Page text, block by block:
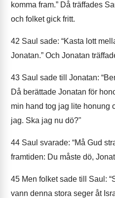
komma fram.” Då träffades
och folket gick fritt.
42 Saul sade: “Kasta lott
Jonatan.” Och Jonatan
43 Saul sade till Jonatan:
Då berättade Jonatan för
min hand tog jag lite honung
jag. Ska jag nu dö?"
44 Saul svarade: “Må Gud
framtiden: Du måste dö,
45 Men folket sade till Saul:
vann denna stora seger åt